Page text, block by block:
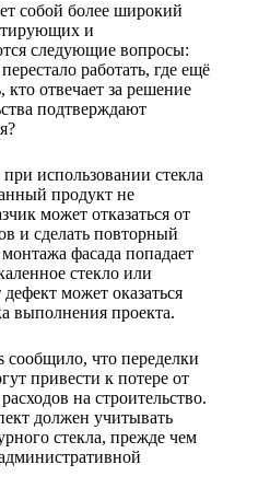
собой более широкий
и
следующие вопросы:
работать, где ещё
кто отвечает за решение
подтверждают
использовании стекла
продукт не
может отказаться от
и сделать повторный
фасада попадает
стекло или
может оказаться
выполнения проекта.
сообщило, что переделки
привести к потере от
на строительство.
должен учитывать
стекла, прежде чем